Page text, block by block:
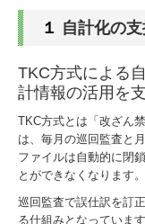
１ 自計化の
TKC方式による
計情報の活用を
TKC方式とは「改ざん
は、毎月の巡回監査と
ファイルは自動的に閉
とができなくなります。
巡回監査で誤仕訳を訂
る仕組みとなっていま